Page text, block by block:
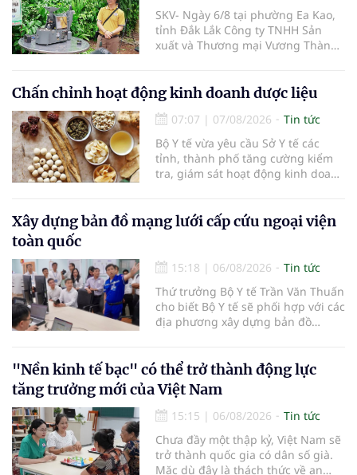
SKV- Ngày 6/8 tại phường Ea Kao,
tỉnh Đắk Lắk Công ty TNHH Sản
xuất và Thương mại Vương Thành
tham gia của các chủ doanh
nghiệp, chủ quán cà phê, hợp tác
xã, người làm nông nghiệp và
những người yêu thích cà phê.
Chấn chỉnh hoạt động kinh doanh dược liệu
07:07 | 07/08/2026
Tin tức
Bộ Y tế vừa yêu cầu Sở Y tế các
tỉnh, thành phố tăng cường kiểm
tra, giám sát hoạt động kinh doanh
Xây dựng bản đồ mạng lưới cấp cứu ngoại viện
toàn quốc
15:18 | 06/08/2026
Tin tức
Thứ trưởng Bộ Y tế Trần Văn Thuấn
cho biết Bộ Y tế sẽ phối hợp với các
địa phương xây dựng bản đồ
thiện cơ chế tài chính và đa dạng
hóa phương tiện nhằm nâng cao
năng lực cấp cứu trước viện trên
phạm vi cả nước.
"Nền kinh tế bạc" có thể trở thành động lực
tăng trưởng mới của Việt Nam
15:15 | 06/08/2026
Tin tức
Chưa đầy một thập kỷ, Việt Nam sẽ
trở thành quốc gia có dân số già.
Mặc dù đây là thách thức về an